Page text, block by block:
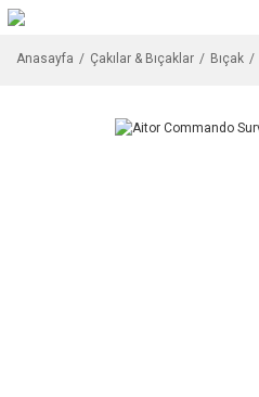
Anasayfa Çakılar & Bıçaklar Bıçak